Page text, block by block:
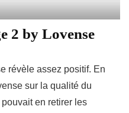
2 by Lovense
révèle assez positif. En
sur la qualité du
en retirer les